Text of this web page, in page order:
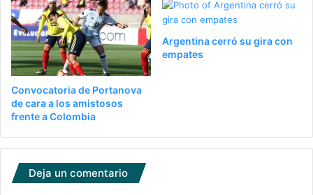
Convocatoria de Portanova
de cara a los amistosos
frente a Colombia
Argentina cerró su gira con
empates
Deja un comentario